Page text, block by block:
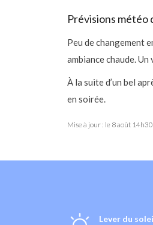
Prévisions météo
Peu de changement
ambiance chaude.
À la suite d’un bel
en soirée.
Mise à jour : le 8 août 14h30
Lever du